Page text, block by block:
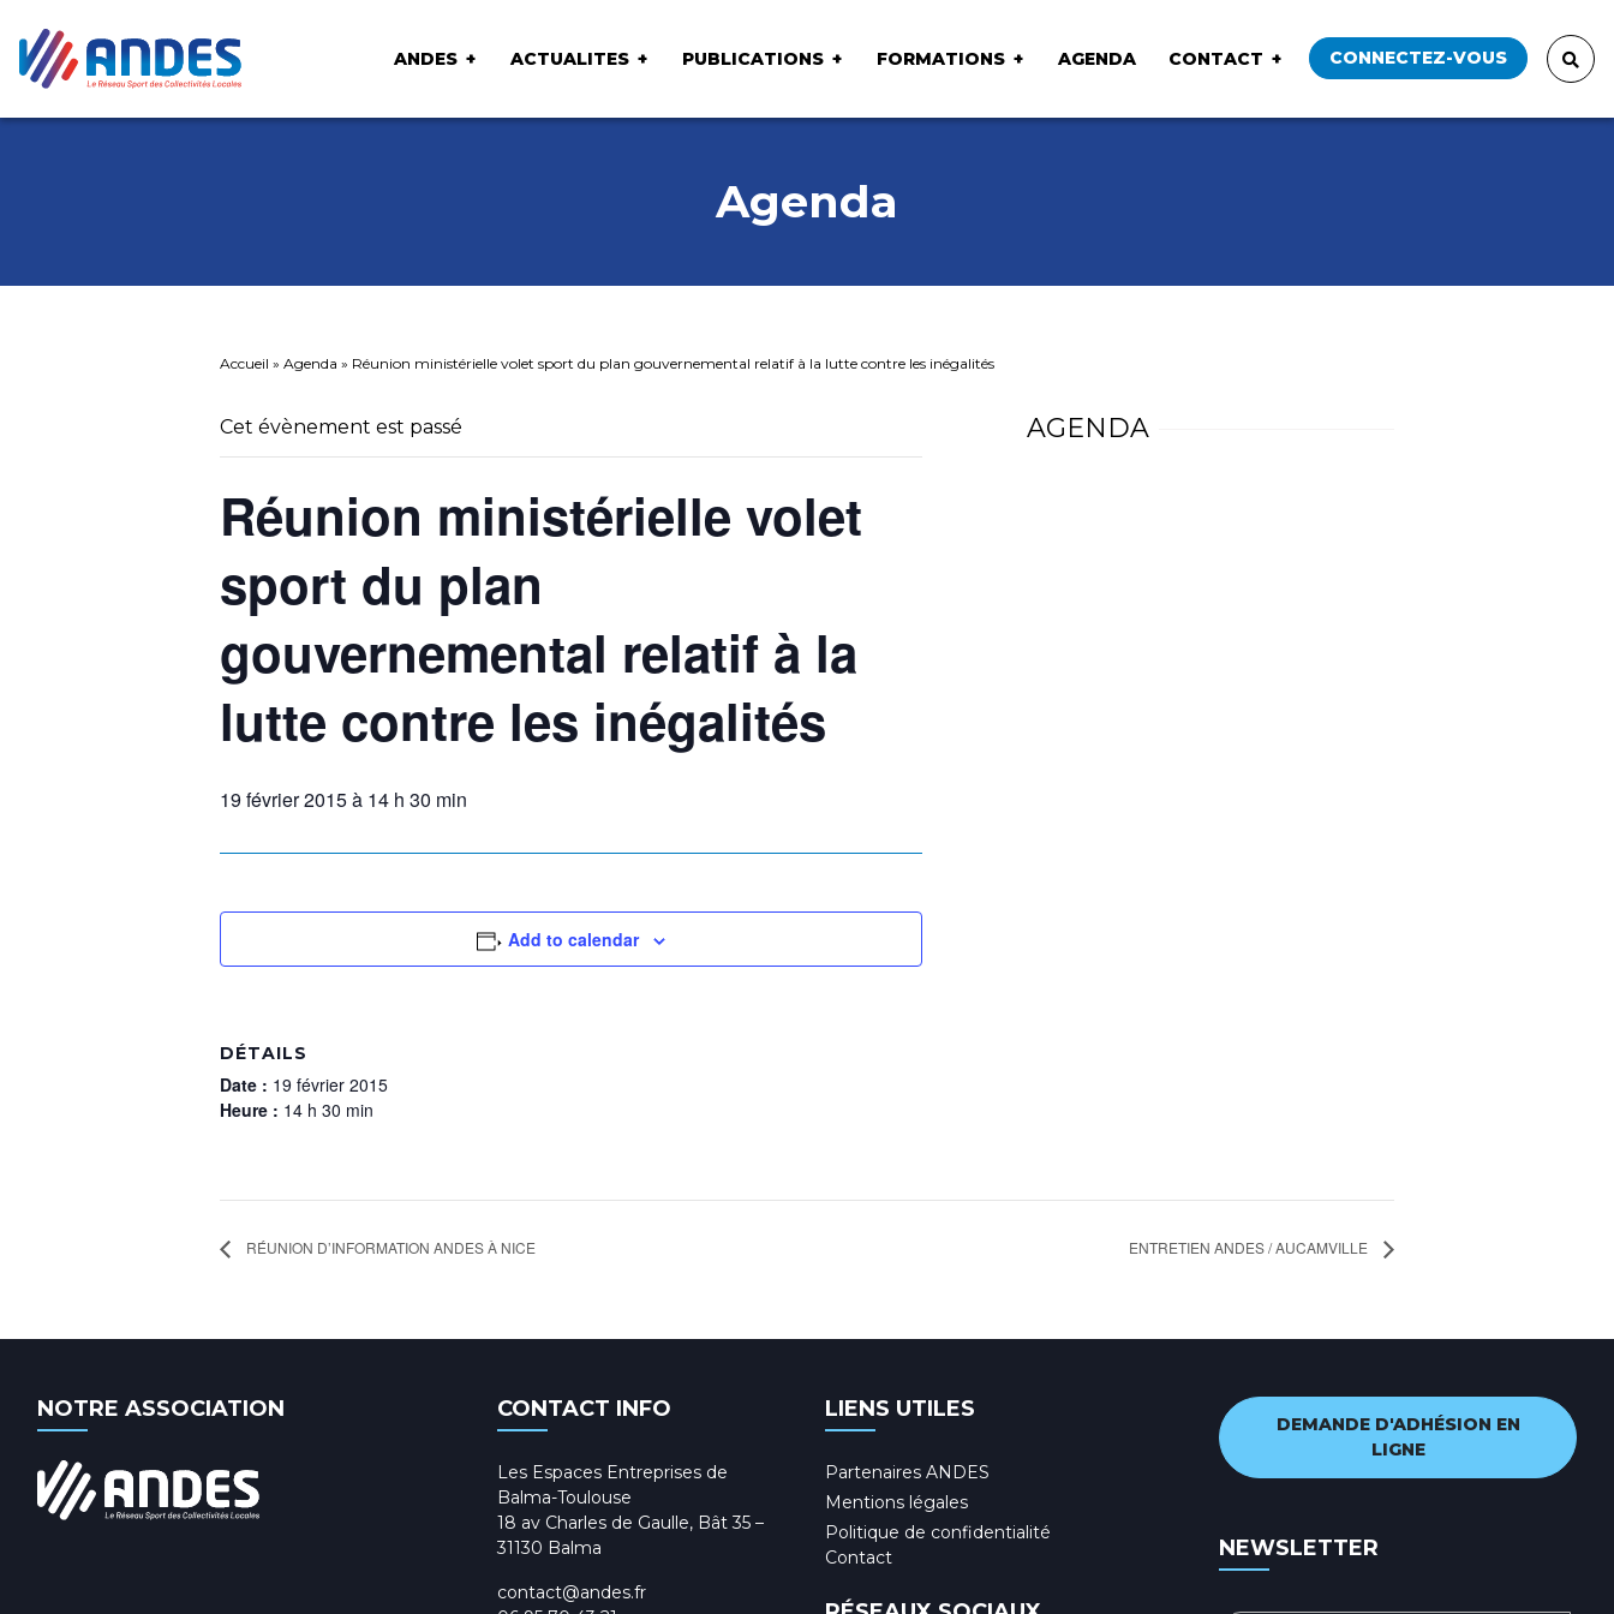
ANDES ACTUALITES PUBLICATIONS FORMATIONS AGENDA CONTACT CONNECTEZ-VOUS
Agenda
Accueil » Agenda » Réunion ministérielle volet sport du plan gouvernemental relatif à la lutte contre les inégalités
Cet évènement est passé
Réunion ministérielle volet
sport du plan
gouvernemental relatif à la
lutte contre les inégalités
19 février 2015 à 14 h 30 min
Add to calendar
DÉTAILS
Date : 19 février 2015
Heure : 14 h 30 min
AGENDA
RÉUNION D’INFORMATION ANDES À NICE ENTRETIEN ANDES / AUCAMVILLE
NOTRE ASSOCIATION CONTACT INFO
Les Espaces Entreprises de
Balma-Toulouse
18 av Charles de Gaulle, Bât 35 –
31130 Balma
contact@andes.fr
LIENS UTILES
Partenaires ANDES
Mentions légales
Politique de confidentialité
Contact
DEMANDE D'ADHÉSION EN
LIGNE
NEWSLETTER